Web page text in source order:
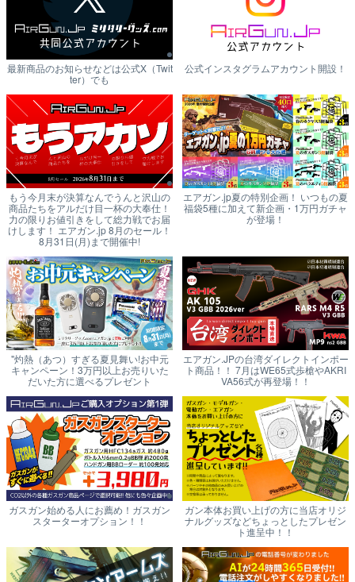
最新商品のお知らせなどは公式X（Twit
ter）でも
公式インスタグラムアカウント開設！
もう今月末が決算なんでうんと沢山の
商品たちをアルだけ目一杯の大奉仕！
力の限りお値引きをして総力戦でお届
けします！ エアガン.jp 8月のセール！
8月31日(月)まで開催中!
エアガン.jp夏の特別企画！ いつもの夏
福袋5種に加えて新企画・1万円ガチャ
が登場！
"灼熱（あつ）すぎる夏見舞い!お中元
キャンペーン！3万円以上お売りいた
だいた方に選べるプレゼント
エアガン.JPの台湾ダイレクトインポー
ト商品！！ 7月はWE65式歩槍やAKRI
VA56式が再登場！！
ガスガン始める人にお薦め！ガスガン
スターターオプション！！
ガン本体お買い上げの方に当店オリジ
ナルグッズなどちょっとしたプレゼン
ト進呈中！！